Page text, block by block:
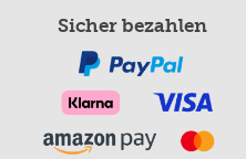
Sicher bezahlen